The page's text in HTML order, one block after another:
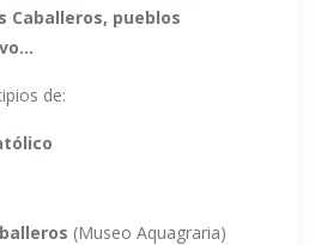
Caballeros, pueblos
de:
(Museo Aquagraria)